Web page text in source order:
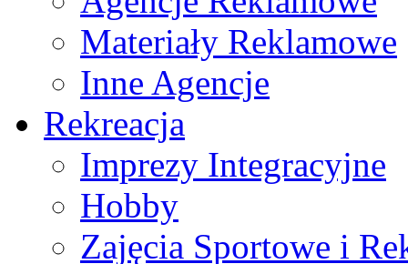
Materiały Reklamowe
Inne Agencje
Rekreacja
Imprezy Integracyjne
Hobby
Zajęcia Sportowe i